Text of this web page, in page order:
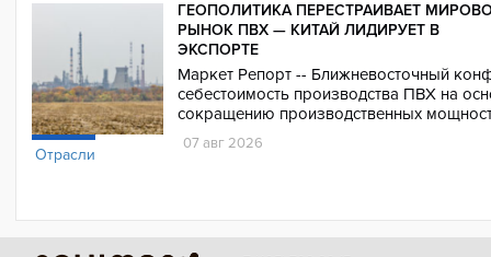
Отрасли
ГЕОПОЛИТИКА ПЕРЕСТРАИВАЕТ
РЫНОК ПВХ — КИТАЙ ЛИДИРУЕТ В
ЭКСПОРТЕ
Маркет Репорт -- Ближневосточный
себестоимость производства ПВХ на
сокращению производственных
07 авг 2026